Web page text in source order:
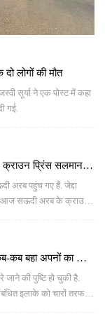
लोगों की मौत
सूर्या ने एक पोस्ट में कहा
गई.
क्राउन प्रिंस सलमान से
अरब पहुंच गए हैं. जेद्दा
आज सऊदी अरब के क्राउन
कब बहा अपनों का खून,
की पुष्टि हो चुकी है.
इलाके को चारों तरफ से